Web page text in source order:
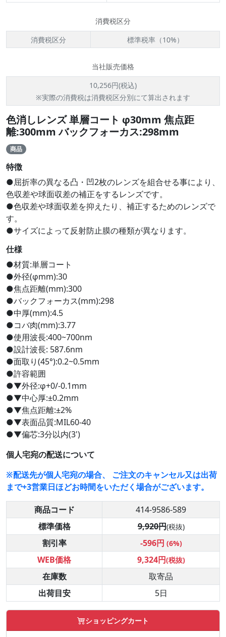
消費税区分
消費税区分
標準税率（10%）
当社販売価格
10,256円(税込)
※実際の消費税は消費税区分別にて算出されます
色消しレンズ 単層コート φ30mm 焦点距
離:300mm バックフォーカス:298mm
商品
特徴
●屈折率の異なる凸・凹2枚のレンズを組合せる事により、
色収差や球面収差の補正をするレンズです。
●色収差や球面収差を抑えたり、補正するためのレンズで
す。
●サイズによって反射防止膜の種類が異なります。
仕様
●材質:単層コート
●外径(φmm):30
●焦点距離(mm):300
●バックフォーカス(mm):298
●中厚(mm):4.5
●コバ肉(mm):3.77
●使用波長:400~700nm
●設計波長: 587.6nm
●面取り(45°):0.2~0.5mm
●許容範囲
●▼外径:φ+0/-0.1mm
●▼中心厚:±0.2mm
●▼焦点距離:±2%
●▼表面品質:MIL60-40
●▼偏芯:3分以内(3')
個人宅宛の配送について
※配送先が個人宅宛の場合、 ご注文のキャンセル又は出荷
まで+3営業日ほどお時間をいただく場合がございます。
商品コード
414-9586-589
標準価格
9,920円(税抜)
割引率 -596円 (6%)
WEB価格 9,324円(税抜)
在庫数
取寄品
出荷目安
5日
ショッピングカート